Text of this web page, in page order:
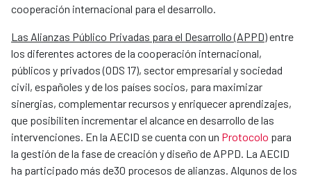
cooperación internacional para el desarrollo.
Las Alianzas Público Privadas para el Desarrollo (APPD)entre
los diferentes actores de la cooperación internacional,
públicos y privados (ODS 17), sector empresarial y sociedad
civil, españoles y de los países socios, para maximizar
sinergias, complementar recursos y enriquecer aprendizajes,
que posibiliten incrementar el alcance en desarrollo de las
intervenciones. En la AECID se cuenta con un Protocolo para
la gestión de la fase de creación y diseño de APPD. La AECID
ha participado más de30 procesos de alianzas. Algunos de los